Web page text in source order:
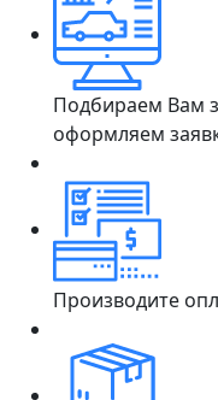
Подбираем Вам
оформляем
Производите